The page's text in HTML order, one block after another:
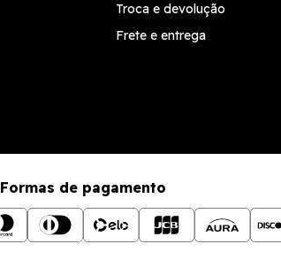
Troca e devolução
Frete e entrega
Formas de pagamento